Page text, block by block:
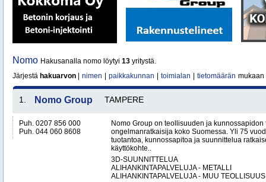
Nomo Hakusanalla nomo löytyi 13 yritystä.
Järjestä hakuarvon nimen paikkakunnan toimialan tietomäärän mukaan
1. Nomo Group TAMPERE
Puh. 0207 856 000
Puh. 044 060 8608
Nomo Group on teollisuuden ja kunnossapidon
ongelmanratkaisija koko Suomessa. Yli 75
tuotantoa, kunnossapitoa ja suunnittelua
käyttökohte..
3D-SUUNNITTELUA
ALIHANKINTAPALVELUJA - METALLI
ALIHANKINTAPALVELUJA - MUU